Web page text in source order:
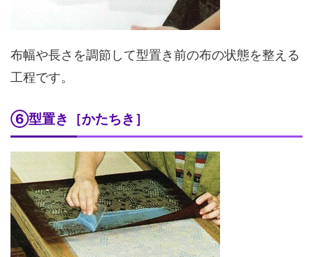
布幅や長さを調節して型置き前の布の状態を整える
工程です。
⑥型置き［かたちき］